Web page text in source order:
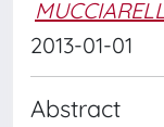
2013-01-01
Abstract